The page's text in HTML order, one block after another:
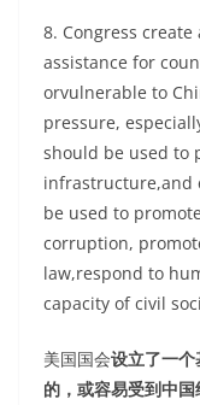
8. Congress
assistance for
orvulnerable to
pressure,
should be used to
infrastructure,and
be used to
corruption,
law,respond to
capacity of civil
美国国会设立了一
的，或容易受到中